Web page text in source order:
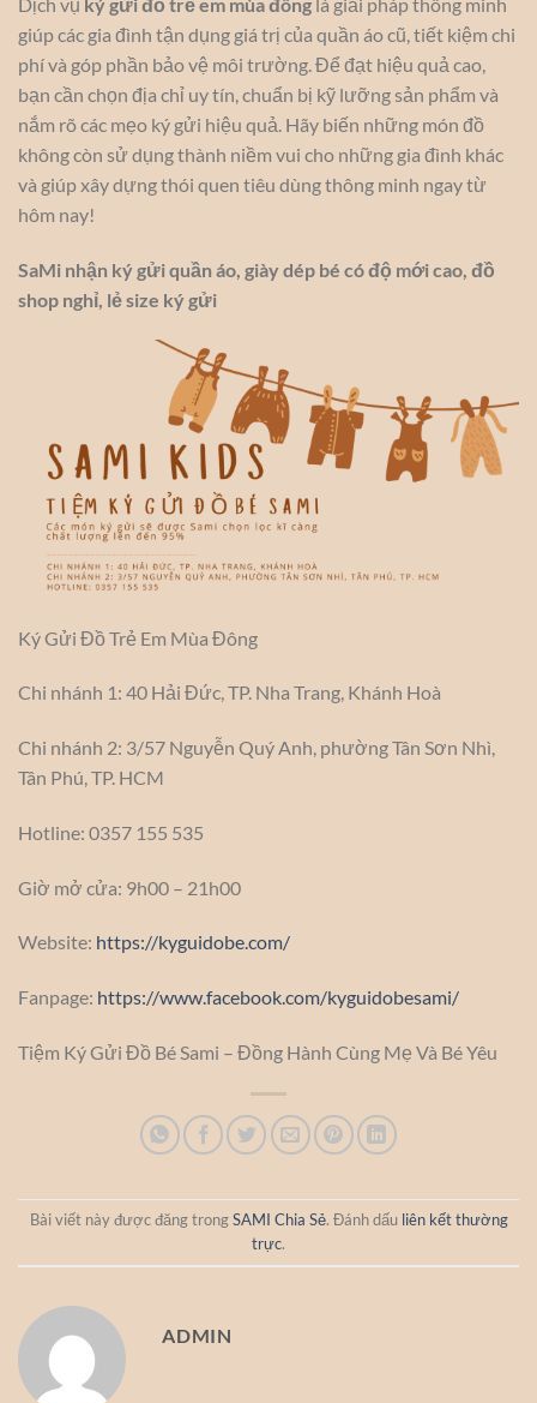
Dịch vụ ký gửi đồ trẻ em mùa đông là giải pháp thông minh
giúp các gia đình tận dụng giá trị của quần áo cũ, tiết kiệm chi
phí và góp phần bảo vệ môi trường. Để đạt hiệu quả cao,
bạn cần chọn địa chỉ uy tín, chuẩn bị kỹ lưỡng sản phẩm và
nắm rõ các mẹo ký gửi hiệu quả. Hãy biến những món đồ
không còn sử dụng thành niềm vui cho những gia đình khác
và giúp xây dựng thói quen tiêu dùng thông minh ngay từ
hôm nay!
SaMi nhận ký gửi quần áo, giày dép bé có độ mới cao, đồ
shop nghỉ, lẻ size ký gửi
Ký Gửi Đồ Trẻ Em Mùa Đông
Chi nhánh 1: 40 Hải Đức, TP. Nha Trang, Khánh Hoà
Chi nhánh 2: 3/57 Nguyễn Quý Anh, phường Tân Sơn Nhì,
Tân Phú, TP. HCM
Hotline: 0357 155 535
Giờ mở cửa: 9h00 – 21h00
Website: https://kyguidobe.com/
Fanpage: https://www.facebook.com/kyguidobesami/
Tiệm Ký Gửi Đồ Bé Sami – Đồng Hành Cùng Mẹ Và Bé Yêu
Bài viết này được đăng trongSAMI Chia Sẻ. Đánh dấu liên kết thường
trực.
ADMIN